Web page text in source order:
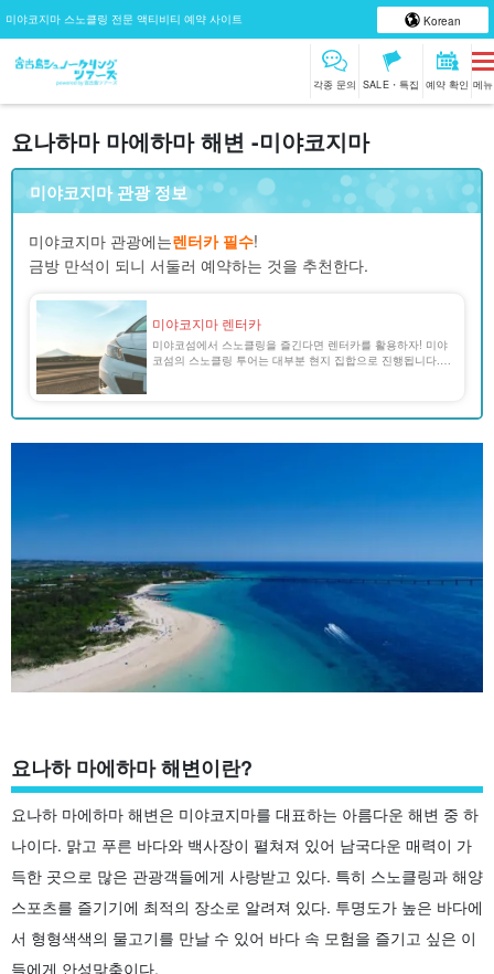
미야코지마 스노클링 전문 액티비티 예약 사이트 Korean
각종 문의 SALE・특집 예약 확인 메뉴
요나하마 마에하마 해변 -미야코지마
미야코지마 관광 정보
미야코지마 관광에는렌터카 필수!
금방 만석이 되니 서둘러 예약하는 것을 추천한다.
미야코지마 렌터카
미야코섬에서 스노클링을 즐긴다면 렌터카를 활용하자! 미야
코섬의 스노클링 투어는 대부분 현지 집합으로 진행됩니다.
요나하 마에하마 해변이란?
요나하 마에하마 해변은 미야코지마를 대표하는 아름다운 해변 중 하
나이다. 맑고 푸른 바다와 백사장이 펼쳐져 있어 남국다운 매력이 가
득한 곳으로 많은 관광객들에게 사랑받고 있다. 특히 스노클링과 해양
스포츠를 즐기기에 최적의 장소로 알려져 있다. 투명도가 높은 바다에
서 형형색색의 물고기를 만날 수 있어 바다 속 모험을 즐기고 싶은 이
들에게 안성맞춤이다.